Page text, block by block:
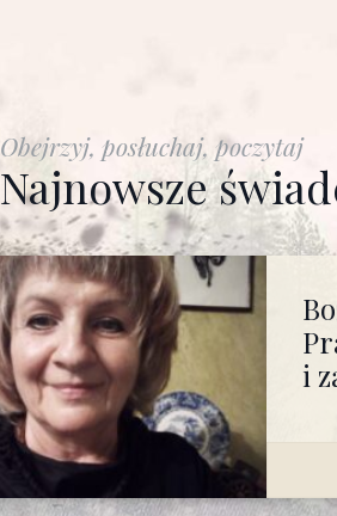
Obejrzyj, posłuchaj, poczytaj
Najnowsze
i